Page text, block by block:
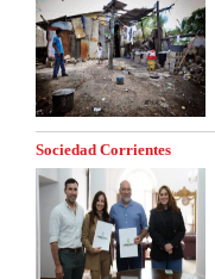
Sociedad Corrientes